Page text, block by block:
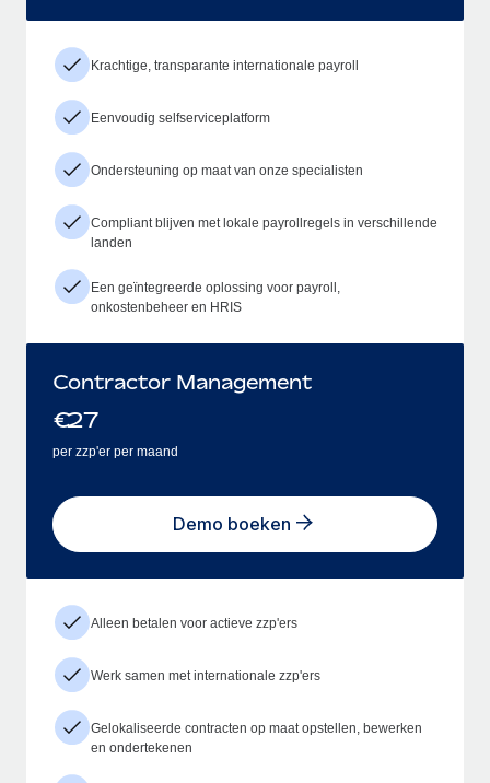
Krachtige, transparante internationale payroll
Eenvoudig selfserviceplatform
Ondersteuning op maat van onze specialisten
Compliant blijven met lokale payrollregels in verschillende
landen
Een geïntegreerde oplossing voor payroll,
onkostenbeheer en HRIS
Contractor Management
€27
per zzp'er per maand
Demo boeken
Alleen betalen voor actieve zzp'ers
Werk samen met internationale zzp'ers
Gelokaliseerde contracten op maat opstellen, bewerken
en ondertekenen